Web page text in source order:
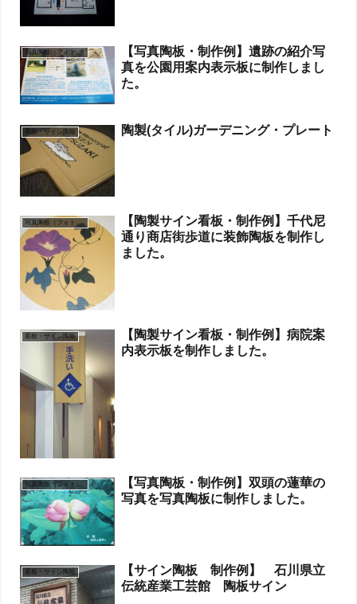
写真陶板（フォトセラミックス）
【写真陶板・制作例】遺跡の紹介写
真を公園用案内表示板に制作しまし
た。
看板・サイン陶板 陶製(タイル)ガーデニング・プレート
写真陶板（フォトセラミックス）
【陶製サイン看板・制作例】千代尼
通り商店街歩道に装飾陶板を制作し
ました。
看板・サイン陶板
【陶製サイン看板・制作例】病院案
内表示板を制作しました。
【写真陶板・制作例】双頭の蓮華の
写真を写真陶板に制作しました。
看板・サイン陶板
【サイン陶板 制作例】 石川県立
伝統産業工芸館 陶板サイン